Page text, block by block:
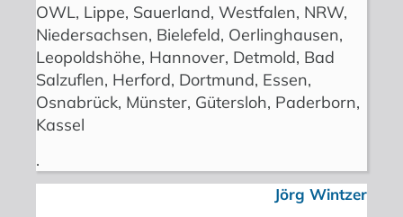
OWL, Lippe, Sauerland, Westfalen, NRW,
Niedersachsen, Bielefeld, Oerlinghausen,
Leopoldshöhe, Hannover, Detmold, Bad
Salzuflen, Herford, Dortmund, Essen,
Osnabrück, Münster, Gütersloh, Paderborn,
Kassel
.
Jörg Wintzer